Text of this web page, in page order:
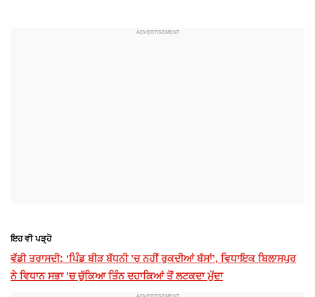
ਇਹ ਵੀ ਪੜ੍ਹੋ
ਵੱਡੀ ਤਰਾਸਦੀ: ‘ਪਿੰਡ ਬੀੜ ਬੱਧਨੀ ’ਚ ਨਹੀਂ ਰੁਕਦੀਆਂ ਬੱਸਾਂ’, ਵਿਧਾਇਕ ਬਿਲਾਸਪੁਰ
ਨੇ ਵਿਧਾਨ ਸਭਾ ’ਚ ਚੁੱਕਿਆ ਤਿੰਨ ਦਹਾਕਿਆਂ ਤੋਂ ਲਟਕਦਾ ਮੁੱਦਾ